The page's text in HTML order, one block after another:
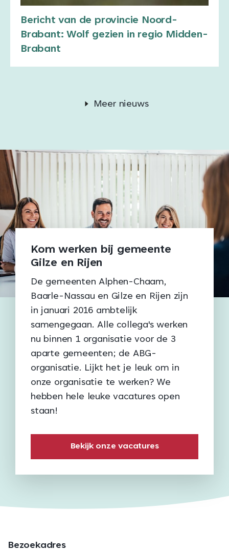
Bericht van de provincie Noord-
Brabant: Wolf gezien in regio Midden-
Brabant
Meer nieuws
Kom werken bij gemeente
Gilze en Rijen
De gemeenten Alphen-Chaam,
Baarle-Nassau en Gilze en Rijen zijn
in januari 2016 ambtelijk
samengegaan. Alle collega's werken
nu binnen 1 organisatie voor de 3
aparte gemeenten; de ABG-
organisatie. Lijkt het je leuk om in
onze organisatie te werken? We
hebben hele leuke vacatures open
staan!
Bekijk onze vacatures
Bezoekadres